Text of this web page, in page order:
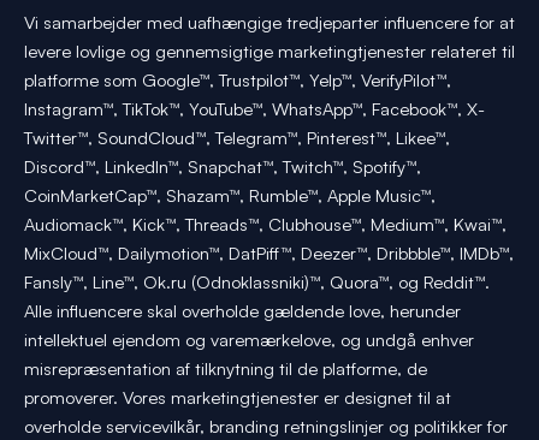
Vi samarbejder med uafhængige tredjeparter influencere for at
levere lovlige og gennemsigtige marketingtjenester relateret til
platforme som Google™, Trustpilot™, Yelp™, VerifyPilot™,
Instagram™, TikTok™, YouTube™, WhatsApp™, Facebook™, X-
Twitter™, SoundCloud™, Telegram™, Pinterest™, Likee™,
Discord™, LinkedIn™, Snapchat™, Twitch™, Spotify™,
CoinMarketCap™, Shazam™, Rumble™, Apple Music™,
Audiomack™, Kick™, Threads™, Clubhouse™, Medium™, Kwai™,
MixCloud™, Dailymotion™, DatPiff™, Deezer™, Dribbble™, IMDb™,
Fansly™, Line™, Ok.ru (Odnoklassniki)™, Quora™, og Reddit™.
Alle influencere skal overholde gældende love, herunder
intellektuel ejendom og varemærkelove, og undgå enhver
misrepræsentation af tilknytning til de platforme, de
promoverer. Vores marketingtjenester er designet til at
overholde servicevilkår, branding retningslinjer og politikker for